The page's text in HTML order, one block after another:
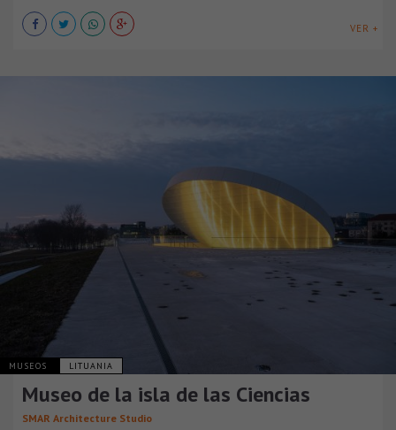
VER +
MUSEOS LITUANIA
Museo de la isla de las Ciencias
SMAR Architecture Studio